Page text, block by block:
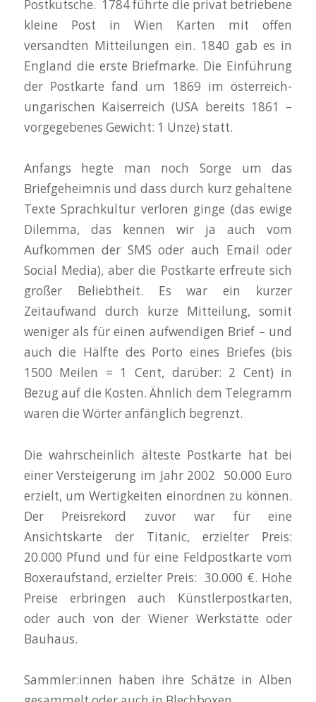
Postkutsche. 1784 führte die privat betriebene
kleine Post in Wien Karten mit offen
versandten Mitteilungen ein. 1840 gab es in
England die erste Briefmarke. Die Einführung
der Postkarte fand um 1869 im österreich-
ungarischen Kaiserreich (USA bereits 1861 –
vorgegebenes Gewicht: 1 Unze) statt.
Anfangs hegte man noch Sorge um das
Briefgeheimnis und dass durch kurz gehaltene
Texte Sprachkultur verloren ginge (das ewige
Dilemma, das kennen wir ja auch vom
Aufkommen der SMS oder auch Email oder
Social Media), aber die Postkarte erfreute sich
großer Beliebtheit. Es war ein kurzer
Zeitaufwand durch kurze Mitteilung, somit
weniger als für einen aufwendigen Brief – und
auch die Hälfte des Porto eines Briefes (bis
1500 Meilen = 1 Cent, darüber: 2 Cent) in
Bezug auf die Kosten. Ähnlich dem Telegramm
waren die Wörter anfänglich begrenzt.
Die wahrscheinlich älteste Postkarte hat bei
einer Versteigerung im Jahr 2002 50.000 Euro
erzielt, um Wertigkeiten einordnen zu können.
Der Preisrekord zuvor war für eine
Ansichtskarte der Titanic, erzielter Preis:
20.000 Pfund und für eine Feldpostkarte vom
Boxeraufstand, erzielter Preis: 30.000 €. Hohe
Preise erbringen auch Künstlerpostkarten,
oder auch von der Wiener Werkstätte oder
Bauhaus.
Sammler:innen haben ihre Schätze in Alben